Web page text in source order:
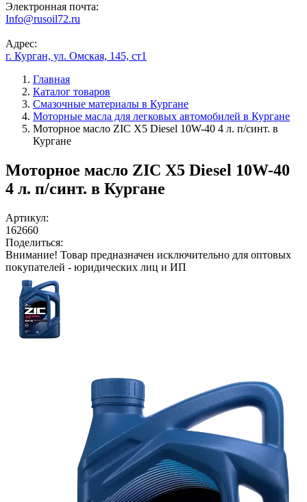
Электронная почта:
Info@rusoil72.ru
Адрес:
г. Курган, ул. Омская, 145, ст1
Главная
Каталог товаров
Смазочные материалы в Кургане
Моторные масла для легковых автомобилей в Кургане
Моторное масло ZIC X5 Diesel 10W-40 4 л. п/синт. в
Кургане
Моторное масло ZIC X5 Diesel 10W-40
4 л. п/синт. в Кургане
Артикул:
162660
Поделиться:
Внимание! Товар предназначен исключительно для оптовых
покупателей - юридических лиц и ИП